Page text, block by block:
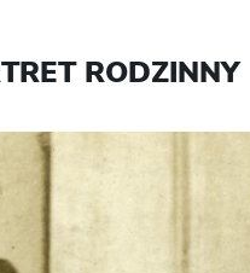
RODZINNY